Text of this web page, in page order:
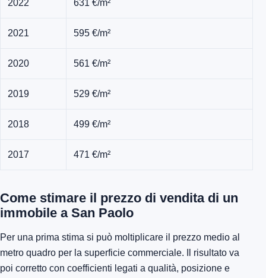
2022 631 €/m²
2021 595 €/m²
2020 561 €/m²
2019 529 €/m²
2018 499 €/m²
2017 471 €/m²
Come stimare il prezzo di vendita di un
immobile a San Paolo
Per una prima stima si può moltiplicare il prezzo medio al
metro quadro per la superficie commerciale. Il risultato va
poi corretto con coefficienti legati a qualità, posizione e